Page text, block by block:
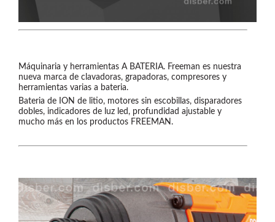
UNICAIR
Compresores silenciosos
Clavadoras
Grapadoras
Compresores
Herramientas
Aspiradores portatiles
Alimentadores de rodillo
Aspiradores industriales
Máquinaria y herramientas A BATERIA. Freeman es nuestra
nueva marca de clavadoras, grapadoras, compresores y
herramientas varias a bateria.
Bateria de ION de litio, motores sin escobillas, disparadores
dobles, indicadores de luz led, profundidad ajustable y
mucho más en los productos FREEMAN.